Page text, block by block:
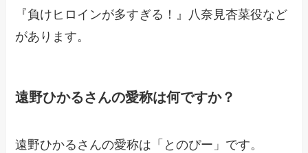
『負けヒロインが多すぎる！』八奈見杏菜役など
があります。
遠野ひかるさんの愛称は何ですか？
遠野ひかるさんの愛称は「とのぴー」です。